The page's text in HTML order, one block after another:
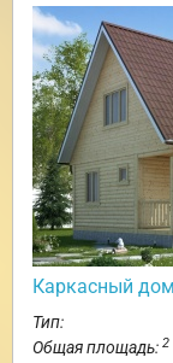
Каркасный
Тип:
Общая площадь: 2